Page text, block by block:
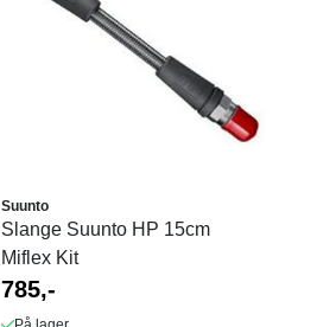
Suunto
Slange Suunto HP 15cm
Miflex Kit
785,-